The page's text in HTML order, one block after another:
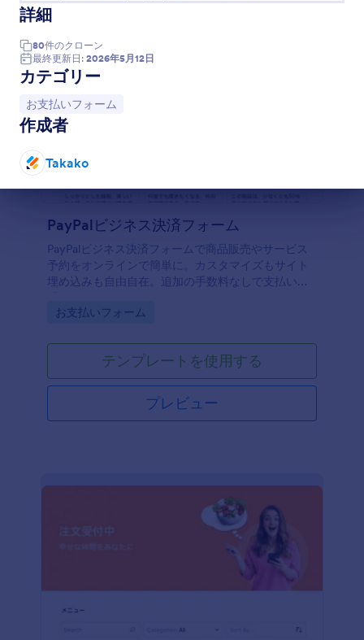
詳細
80件のクローン
最終更新日: 2026年5月12日
カテゴリー
カテゴリーへ移動：
お支払いフォーム
作成者
Takako
PayPalビジネス決済フォーム
PayPalビジネス決済フォームで商品販売やサービス
予約をオンラインで簡単に。カスタマイズもサイト
埋め込みも自由自在。追加の手数料なしで支払いを
Go to Category:
お支払いフォーム
テンプレートを使用する
プレビュー